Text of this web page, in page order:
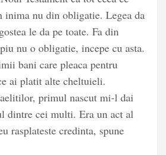
inima nu din obligatie. Legea da
le da pe toate. Fa din
nu o obligatie, incepe cu asta.
bani care pleaca pentru
ai platit alte cheltuieli.
primul nascut mi-l dai
dintre cei multi. Era un act al
rasplateste credinta, spune